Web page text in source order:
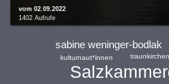
vom 02.09.2022
1402 Aufrufe
sabine weninger-bodlak
traunkirchen
kulturnaut*innen